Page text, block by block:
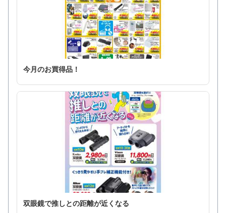
今月のお買得品！
双眼鏡で推しとの距離が近くなる